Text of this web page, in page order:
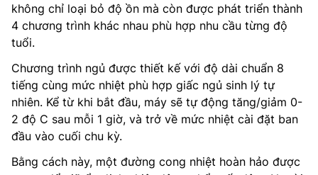
không chỉ loại bỏ độ ồn mà còn được phát triển thành
4 chương trình khác nhau phù hợp nhu cầu từng độ
tuổi.
Chương trình ngủ được thiết kế với độ dài chuẩn 8
tiếng cùng mức nhiệt phù hợp giấc ngủ sinh lý tự
nhiên. Kể từ khi bắt đầu, máy sẽ tự động tăng/giảm 0-
2 độ C sau mỗi 1 giờ, và trở về mức nhiệt cài đặt ban
đầu vào cuối chu kỳ.
Bằng cách này, một đường cong nhiệt hoàn hảo được